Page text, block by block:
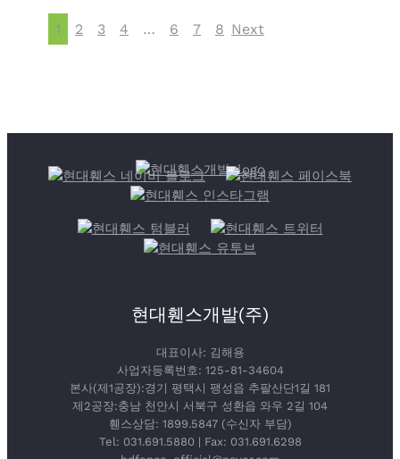
1 2 3 4 … 6 7 8 Next
현대휀스개발(주)
대표이사: 김해용
사업자등록번호: 125-81-34604
본사(제1공장):경기 평택시 팽성읍 추팔산단1길 181
제2공장:충남 천안시 서북구 성환읍 와우 2길 104
휀스상담: 1899.5847 (수신자 부담)
Tel: 031.691.5880 | Fax: 031.691.6298